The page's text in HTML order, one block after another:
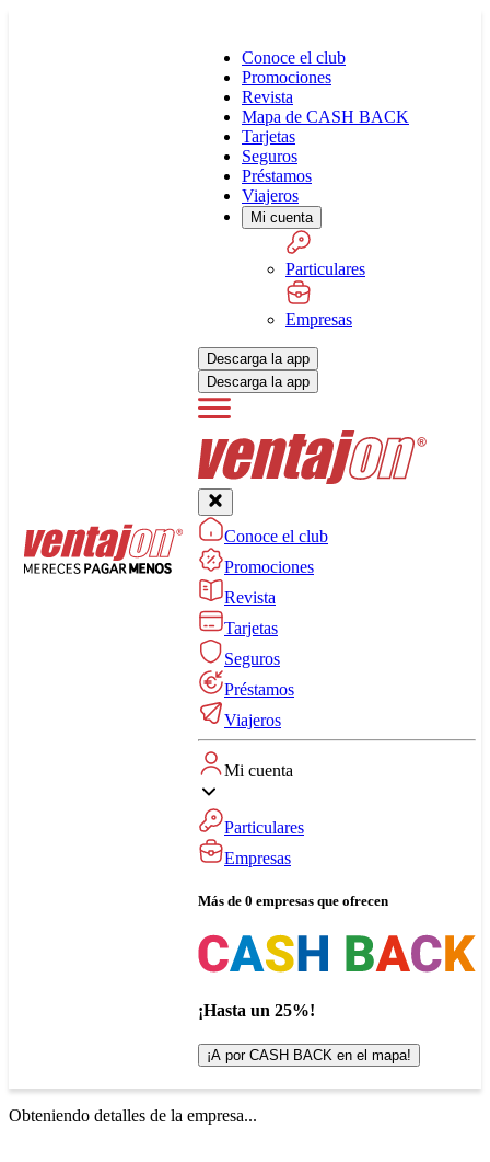
Conoce el club
Promociones
Revista
Mapa de CASH BACK
Tarjetas
Seguros
Préstamos
Viajeros
Mi cuenta
Particulares
Empresas
Descarga la app
Descarga la app
Conoce el club
Promociones
Revista
Tarjetas
Seguros
Préstamos
Viajeros
Mi cuenta
Particulares
Empresas
Más de 0 empresas que ofrecen
¡Hasta un 25%!
¡A por CASH BACK en el mapa!
Obteniendo detalles de la empresa...